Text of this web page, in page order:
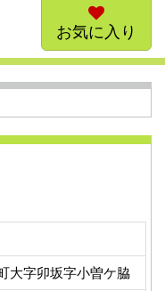
お気に入り
大字卯坂字小曽ケ脇